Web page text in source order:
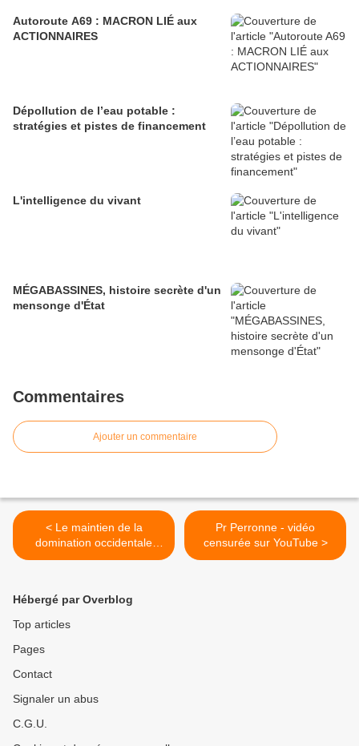
Autoroute A69 : MACRON LIÉ aux
ACTIONNAIRES
Dépollution de l’eau potable :
stratégies et pistes de financement
L'intelligence du vivant
MÉGABASSINES, histoire secrète d'un
mensonge d'État
Commentaires
Ajouter un commentaire
< Le maintien de la
domination occidentale
l’emporte désormais sur la
Pr Perronne - vidéo
censurée sur YouTube >
Hébergé par Overblog
Top articles
Pages
Contact
Signaler un abus
C.G.U.